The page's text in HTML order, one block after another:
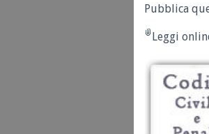
Pubblica
Leggi